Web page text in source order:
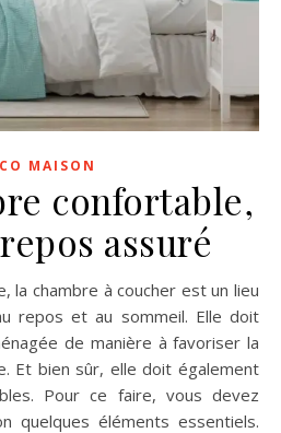
MAISON
confortable,
assuré
repos et au sommeil. Elle doit
de manière à favoriser la
Et bien sûr, elle doit également
Pour ce faire, vous devez
quelques éléments essentiels.